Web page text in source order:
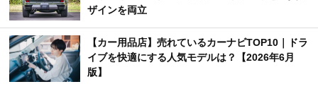
ザインを両立
【カー用品店】売れているカーナビTOP10｜ドラ
イブを快適にする人気モデルは？【2026年6月
版】